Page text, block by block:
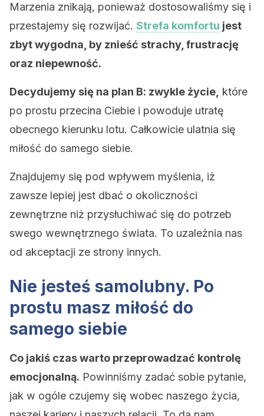
Marzenia znikają, ponieważ dostosowaliśmy się i
przestajemy się rozwijać. Strefa komfortu jest
zbyt wygodna, by znieść strachy, frustrację
oraz niepewność.
Decydujemy się na plan B: zwykle życie, które
po prostu przecina Ciebie i powoduje utratę
obecnego kierunku lotu. Całkowicie ulatnia się
miłość do samego siebie.
Znajdujemy się pod wpływem myślenia, iż
zawsze lepiej jest dbać o okoliczności
zewnętrzne niż przysłuchiwać się do potrzeb
swego wewnętrznego świata. To uzależnia nas
od akceptacji ze strony innych.
Nie jesteś samolubny. Po
prostu masz miłość do
samego siebie
Co jakiś czas warto przeprowadzać kontrolę
emocjonalną. Powinniśmy zadać sobie pytanie,
jak w ogóle czujemy się wobec naszego życia,